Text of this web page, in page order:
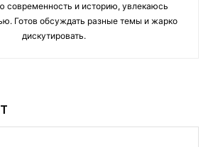
современность и историю, увлекаюсь
Готов обсуждать разные темы и жарко
дискутировать.